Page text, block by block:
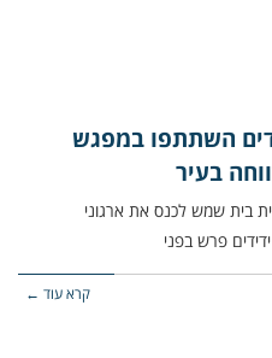
השתתפו במפגש
בעיר
בית שמש לכנס את ארגוני
פרש בפני
קרא עוד ←